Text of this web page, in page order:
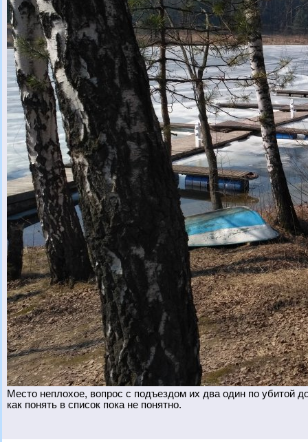
Место неплохое, вопрос с подъездом их два один по убитой
как понять в список пока не понятно.